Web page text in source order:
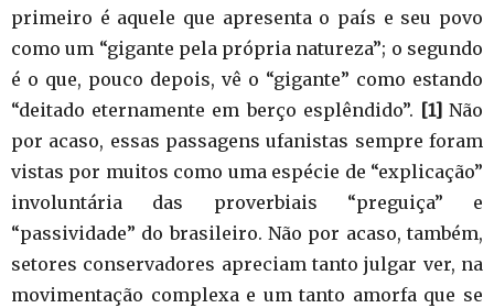
primeiro é aquele que apresenta o país e seu povo
como um “gigante pela própria natureza”; o segundo
é o que, pouco depois, vê o “gigante” como estando
“deitado eternamente em berço esplêndido”. [1] Não
por acaso, essas passagens ufanistas sempre foram
vistas por muitos como uma espécie de “explicação”
involuntária das proverbiais “preguiça” e
“passividade” do brasileiro. Não por acaso, também,
setores conservadores apreciam tanto julgar ver, na
movimentação complexa e um tanto amorfa que se